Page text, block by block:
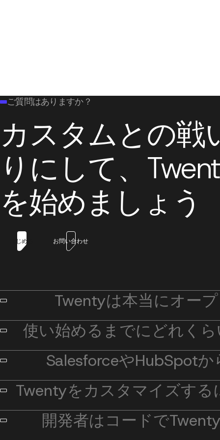
ご質問はありますか？
カスタムとの戦
りにして、
を始めましょう
はじめる お問い合わせ
Twentyは本当にオー
使い始めるまでにどれく
SalesforceやHubSpot
Twentyをカスタマイズす
開発者はコードで